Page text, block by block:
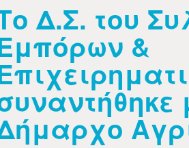
Δ.Σ. του
&